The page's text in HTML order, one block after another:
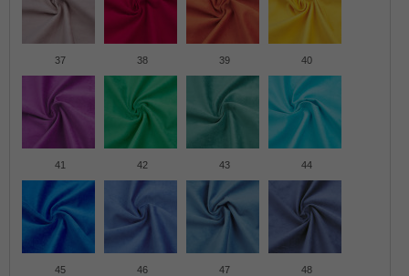
37 38 39 40
41 42 43 44
45 46 47 48